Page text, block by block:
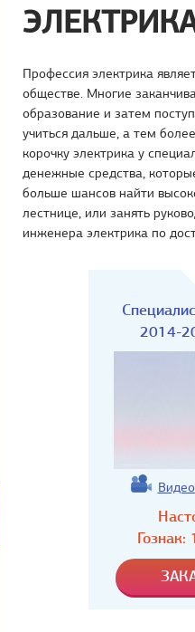
Профессия электрика
обществе. Многие
образование и затем
учиться дальше, а тем
корочку электрика у
денежные средства,
больше шансов найти
лестнице, или занять
инженера электрика по
2014-
Гознак: